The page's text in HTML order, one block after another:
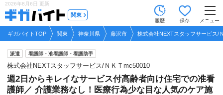
2026年8月6日 更新
関東
履歴 保存 メニュー
ギガバイトTOP 関東 神奈川県 藤沢市 株式会社NEXTスタッフサービス/
派遣 看護師・准看護師・看護助手
株式会社NEXTスタッフサービス/ＮＫＴmc50010
週2日からキレイなサービス付高齢者向け住宅での准看
護師／ 介護業務なし！医療行為少な目な人気のケア施